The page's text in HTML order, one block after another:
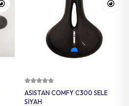
ASISTAN COMFY C300 SELE
SİYAH